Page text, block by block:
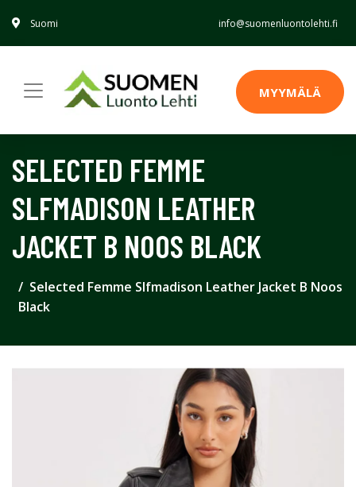
Suomi info@suomenluontolehti.fi
MYYMÄLÄ
SELECTED FEMME
SLFMADISON LEATHER
JACKET B NOOS BLACK
Selected Femme Slfmadison Leather Jacket B Noos
Black